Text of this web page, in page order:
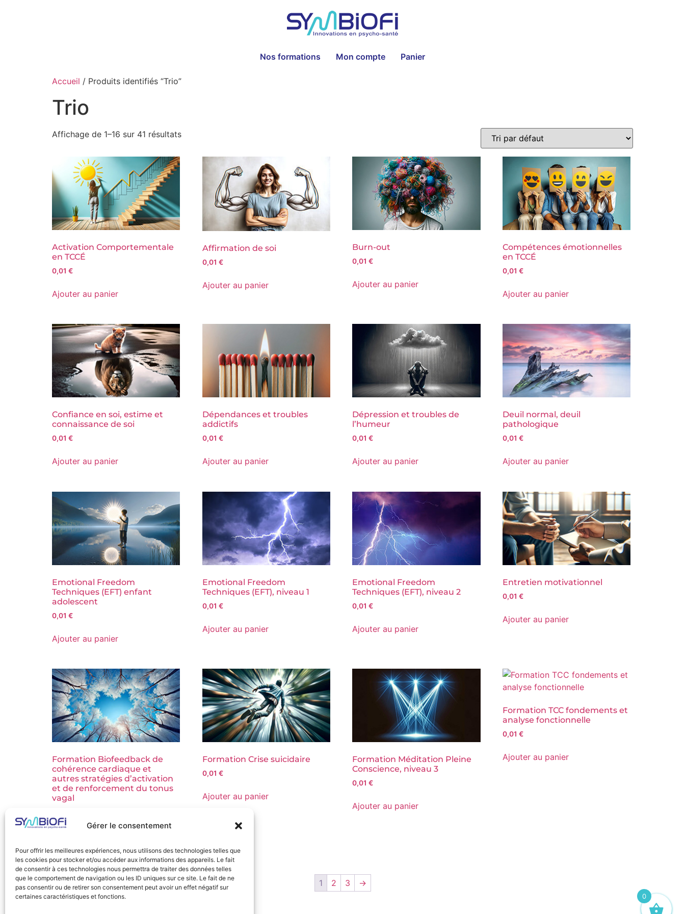
Gérer le consentement
Pour offrir les meilleures expériences, nous utilisons des technologies telles que
les cookies pour stocker et/ou accéder aux informations des appareils. Le fait
de consentir à ces technologies nous permettra de traiter des données telles
que le comportement de navigation ou les ID uniques sur ce site. Le fait de ne
pas consentir ou de retirer son consentement peut avoir un effet négatif sur
certaines caractéristiques et fonctions.
Nos formations Mon compte Panier
Accueil / Produits identifiés “Trio”
Trio
Affichage de 1–16 sur 41 résultats
Activation Comportementale
en TCCÉ
0,01 €
Ajouter au panier
Affirmation de soi
0,01 €
Ajouter au panier
Burn-out
0,01€
Ajouter au panier
Compétences émotionnelles
en TCCÉ
0,01€
Ajouter au panier
Confiance en soi, estime et
connaissance de soi
0,01 €
Ajouter au panier
Dépendances et troubles
addictifs
0,01 €
Ajouter au panier
Dépression et troubles de
l’humeur
0,01€
Ajouter au panier
Deuil normal, deuil
pathologique
0,01€
Ajouter au panier
Emotional Freedom
Techniques (EFT) enfant
adolescent
0,01 €
Ajouter au panier
Emotional Freedom
Techniques (EFT), niveau 1
0,01 €
Ajouter au panier
Emotional Freedom
Techniques (EFT), niveau 2
0,01€
Ajouter au panier
Entretien motivationnel
0,01€
Ajouter au panier
Formation Biofeedback de
cohérence cardiaque et
autres stratégies d’activation
et de renforcement du tonus
vagal
Formation Crise suicidaire
0,01 €
Ajouter au panier
Formation Méditation Pleine
Conscience, niveau 3
0,01€
Ajouter au panier
Formation TCC fondements et
analyse fonctionnelle
0,01€
Ajouter au panier
1 2 3 →
0